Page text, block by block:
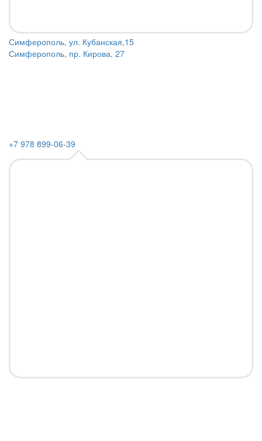
Симферополь, ул. Кубанская,15
Симферополь, пр. Кирова, 27
+7 978 899-06-39